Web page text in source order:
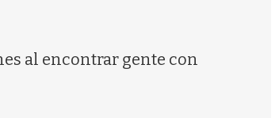
al encontrar gente con